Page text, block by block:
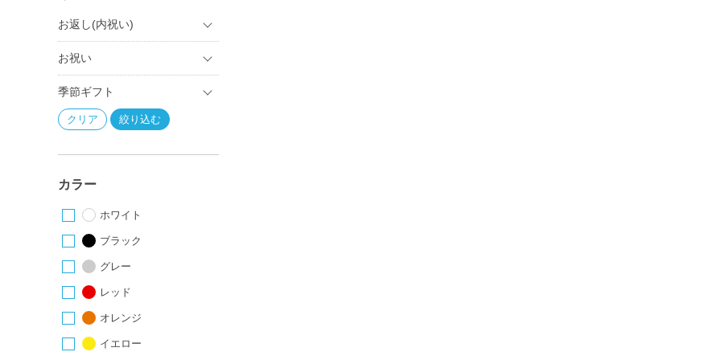
お返し(内祝い)
お祝い
季節ギフト
カラー
ホワイト
ブラック
グレー
レッド
オレンジ
イエロー